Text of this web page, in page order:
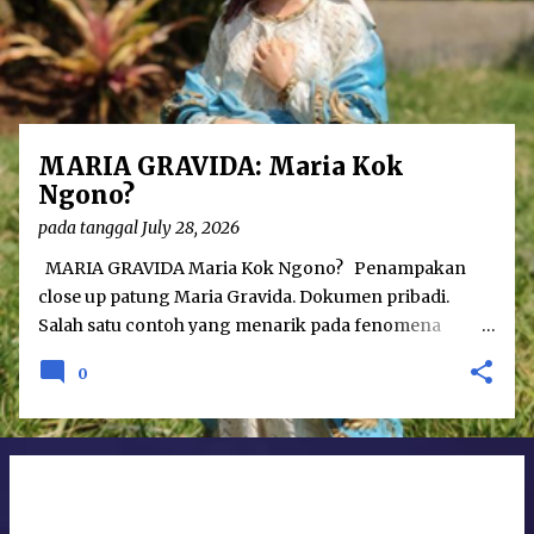
o
s
t
s
MARIA GRAVIDA: Maria Kok
Ngono?
pada tanggal July 28, 2026
MARIA GRAVIDA Maria Kok Ngono? Penampakan
close up patung Maria Gravida. Dokumen pribadi.
Salah satu contoh yang menarik pada fenomena
Gravida. Karya tersebut menampilkan sosok Maria
patung Maria Gravida bukanlah merupakan hal yang
0